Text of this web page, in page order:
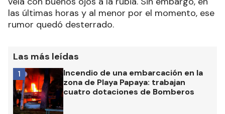
las últimas horas y al menor por el momento, ese
rumor quedó desterrado.
Las más leídas
Incendio de una embarcación en la
zona de Playa Papaya: trabajan
cuatro dotaciones de Bomberos
1